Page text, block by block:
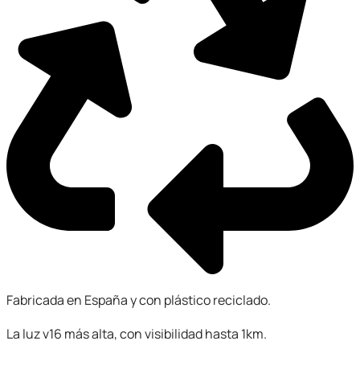
Fabricada en España y con plástico reciclado.
La luz v16 más alta, con visibilidad hasta 1km.